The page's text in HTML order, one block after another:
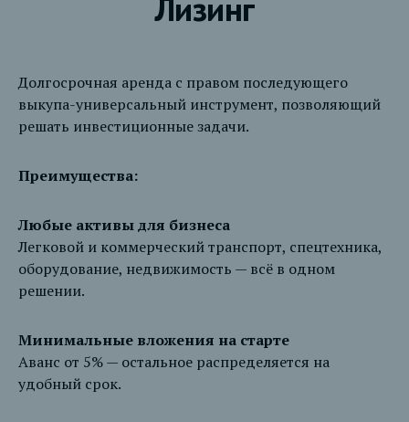
Лизинг
Долгосрочная аренда с правом последующего
выкупа-универсальный инструмент, позволяющий
решать инвестиционные задачи.
Преимущества:
Любые активы для бизнеса
Легковой и коммерческий транспорт, спецтехника,
оборудование, недвижимость — всё в одном
решении.
Минимальные вложения на старте
Аванс от 5% — остальное распределяется на
удобный срок.